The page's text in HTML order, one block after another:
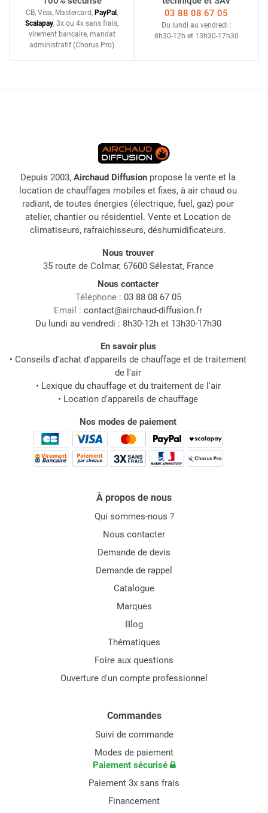
CB, Visa, Mastercard, PayPal ,
Scalapay, 3x ou 4x sans frais,
virement bancaire, mandat
administratif (Chorus Pro)
03 88 08 67 05
Du lundi au vendredi :
8h30-12h et 13h30-17h30
Depuis 2003, Airchaud Diffusion propose la vente et la
location de chauffages mobiles et fixes, à air chaud ou
radiant, de toutes énergies (électrique, fuel, gaz) pour
atelier, chantier ou résidentiel. Vente et Location de
climatiseurs, rafraichisseurs, déshumidificateurs.
Nous trouver
35 route de Colmar, 67600 Sélestat, France
Nous contacter
Téléphone : 03 88 08 67 05
Email : contact@airchaud-diffusion.fr
Du lundi au vendredi : 8h30-12h et 13h30-17h30
En savoir plus
• Conseils d'achat d'appareils de chauffage et de traitement
de l'air
• Lexique du chauffage et du traitement de l'air
• Location d'appareils de chauffage
Nos modes de paiement
À propos de nous
Qui sommes-nous ?
Nous contacter
Demande de devis
Demande de rappel
Catalogue
Marques
Blog
Thématiques
Foire aux questions
Ouverture d'un compte professionnel
Commandes
Suivi de commande
Modes de paiement
Paiement sécurisé
Paiement 3x sans frais
Financement